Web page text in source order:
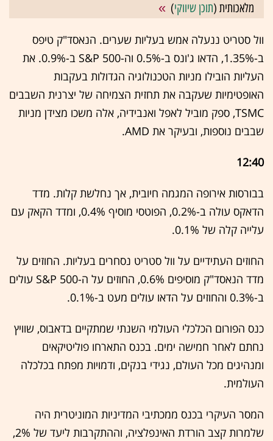
מלאכותית (תוכן שיווקי)
וול סטריט ננעלה אמש בעליות שערים. הנאסד"ק טיפס
ב-1.35%, הדאו ג'ונס ב-0.5% וה-S&P 500 ב-0.9%. את
העליות הובילו מניות הטכנולוגיה הגדולות בעקבות
האופטימיות שעקבה את תחזית הצמיחה של יצרנית השבבים
TSMC, ספק מוביל לאפל ואנבידיה, אלה משכו מצידן מניות
שבבים נוספות, ובעיקר את AMD.
12:40
בבורסות אירופה המגמה חיובית, אך נחלשת קלות. מדד
הדאקס עולה ב-0.2%, הפוטסי מוסיף 0.4%, ומדד הקאק עם
עלייה קלה של 0.1%.
החוזים העתידיים על וול סטריט נסחרים בעליות. החוזים על
מדד הנאסד"ק מוסיפים 0.6%, החוזים על ה-S&P 500 עולים
ב-0.3% והחוזים על הדאו עולים מעט ב-0.1%.
כנס הפורום הכלכלי העולמי השנתי שמתקיים בדאבוס, שוויץ
נחתם לאחר חמישה ימים. בכנס התארחו פוליטיקאים
ומנהיגים מכל העולם, נגידי בנקים, ודמויות מפתח בכלכלה
העולמית.
המסר העיקרי בכנס ממכתיבי המדיניות המוניטרית היה
שלמרות קצב הורדת האינפלציה, וההתקרבות ליעד של 2%,